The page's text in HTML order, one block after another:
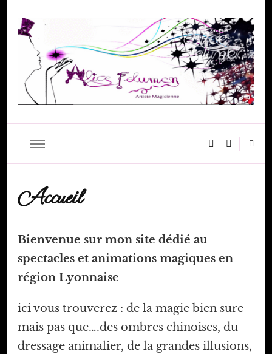
Accueil
Bienvenue sur mon site dédié au
spectacles et animations magiques en
région Lyonnaise
ici vous trouverez : de la magie bien sure
mais pas que….des ombres chinoises, du
dressage animalier, de la grandes illusions,